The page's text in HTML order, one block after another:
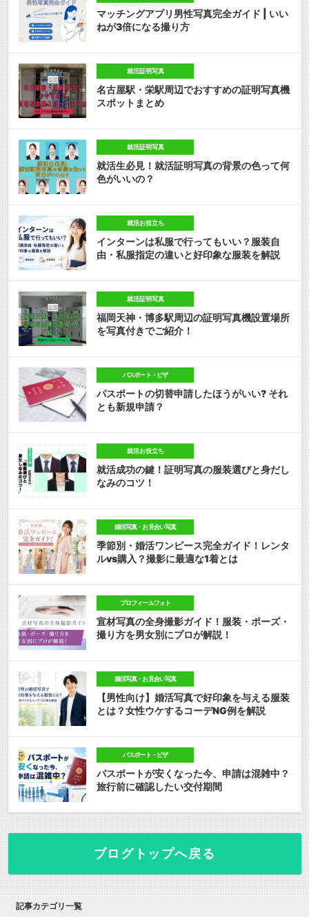
マッチングアプリ男性写真完全ガイド | いい
ねが3倍になる撮り方
就活証明写真
名古屋駅・栄駅周辺でおすすめの証明写真機
スポットまとめ
就活証明写真
就活生必見！就活証明写真の背景の色って何
色がいいの？
就活お役立ち
インターンは私服で行ってもいい？服装自
由・私服指定の違いと好印象な服装を解説
就活証明写真
福岡天神・博多駅周辺の証明写真機設置場所
を写真付きでご紹介！
パスポート・ビザ
パスポートの切替申請したほうがいい? それ
とも新規申請？
就活お役立ち
就活成功の鍵！証明写真の服装選びと身だし
なみのコツ！
婚活写真・お見合い写真
季節別・婚活ワンピース完全ガイド！レンタ
ルvs購入？撮影に最適な1着とは
プロフィールフォト
宣材写真の全身撮影ガイド！服装・ポーズ・
撮り方を男女別にプロが解説！
婚活写真・お見合い写真
【男性向け】婚活写真で好印象を与える服装
とは？女性ウケするコーデNG例を解説
パスポート・ビザ
パスポートが安くなった今、申請は混雑中？
旅行前に確認したい交付期間
ブログトップへ戻る
記事カテゴリ一覧